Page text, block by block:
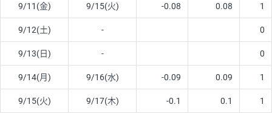
9/11(金) 9/15(火) -0.08 0.08 1
9/12(土) - 0
9/13(日) - 0
9/14(月) 9/16(水) -0.09 0.09 1
9/15(火) 9/17(木) -0.1 0.1 1